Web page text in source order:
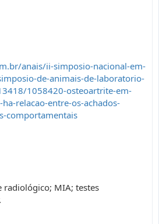
anais/ii-simposio-nacional-em-
de-animais-de-laboratorio-
1058420-osteoartrite-em-
relacao-entre-os-achados-
comportamentais
radiológico; MIA; testes